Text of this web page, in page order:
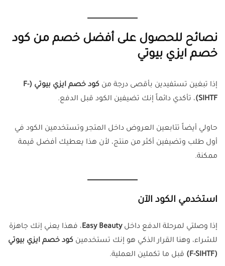
نصائح للحصول على أفضل خصم من كود
خصم ايزي بيوتي
إذا تبغين تستفيدين بأقصى درجة من
كود خصم ايزي بيوتي (F-
SIHTF) ، تأكدي دائماً إنك تضيفين الكود قبل الدفع.
حاولي أيضاً تتابعين العروض داخل المتجر وتستخدمين الكود في
أول طلب وتضيفين أكثر من منتج، لأن هذا يعطيك أفضل قيمة
ممكنة.
استخدمي الكود الآن
إذا وصلتي لمرحلة الدفع داخلEasy Beauty، فهذا يعني إنك جاهزة
للشراء، وهنا القرار الذكي هو إنك تستخدمين كود خصم ايزي بيوتي
(F-SIHTF)
قبل ما تكملين العملية.